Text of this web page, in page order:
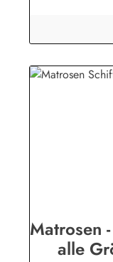
Matrosen
alle